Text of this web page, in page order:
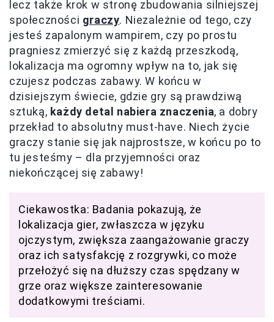
lecz także krok w stronę zbudowania silniejszej
społeczności graczy. Niezależnie od tego, czy
jesteś zapalonym wampirem, czy po prostu
pragniesz zmierzyć się z każdą przeszkodą,
lokalizacja ma ogromny wpływ na to, jak się
czujesz podczas zabawy. W końcu w
dzisiejszym świecie, gdzie gry są prawdziwą
sztuką, każdy detal nabiera znaczenia, a dobry
przekład to absolutny must-have. Niech życie
graczy stanie się jak najprostsze, w końcu po to
tu jesteśmy – dla przyjemności oraz
niekończącej się zabawy!
Ciekawostka: Badania pokazują, że
lokalizacja gier, zwłaszcza w języku
ojczystym, zwiększa zaangażowanie graczy
oraz ich satysfakcję z rozgrywki, co może
przełożyć się na dłuższy czas spędzany w
grze oraz większe zainteresowanie
dodatkowymi treściami.